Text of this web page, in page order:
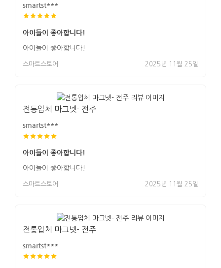
smartst***
아이들이 좋아합니다!
아이들이 좋아합니다!
스마트스토어 2025년 11월 25일
전통입체 마그넷- 전주
smartst***
아이들이 좋아합니다!
아이들이 좋아합니다!
스마트스토어 2025년 11월 25일
전통입체 마그넷- 전주
smartst***